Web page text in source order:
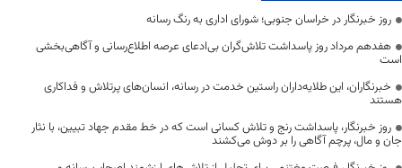
روز خبرنگار در خراسان جنوبی؛ شورای اداری به رنگ رسانه
هفدهم مرداد روز پاسداشت تلاش‌گران بی‌ادعای عرصه اطلاع‌رسانی و آگاهی‌بخشی
است
خبرنگاران، این طلایه‌داران راستین خدمت در رسانه، انسان‌های پرتلاش و فداکاری
هستند
روز خبرنگار، پاسداشت رنج و تلاش کسانی است که در خط مقدم جهاد تبیین، با نثار
جان و مال، پرچم آگاهی را بر دوش می‌کشند